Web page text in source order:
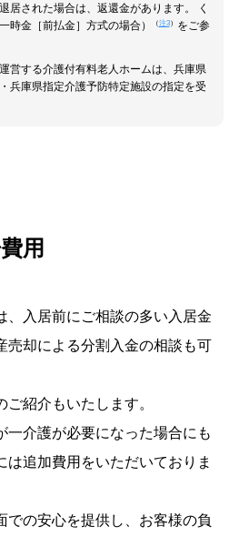
居された場合は、返還金があります。 く
時金［前払金］方式の場合）
（注3） をご参
営する介護付有料老人ホームは、兵庫県
兵庫県指定介護予防特定施設の指定を受
用
、入居前にご相談の多い入居金
売却による分割入金の相談も可
紹介もいたします。
一介護が必要になった場合にも
は追加費用をいただいておりま
での安心を提供し、お客様の負